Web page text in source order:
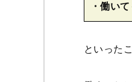
・働い
といった